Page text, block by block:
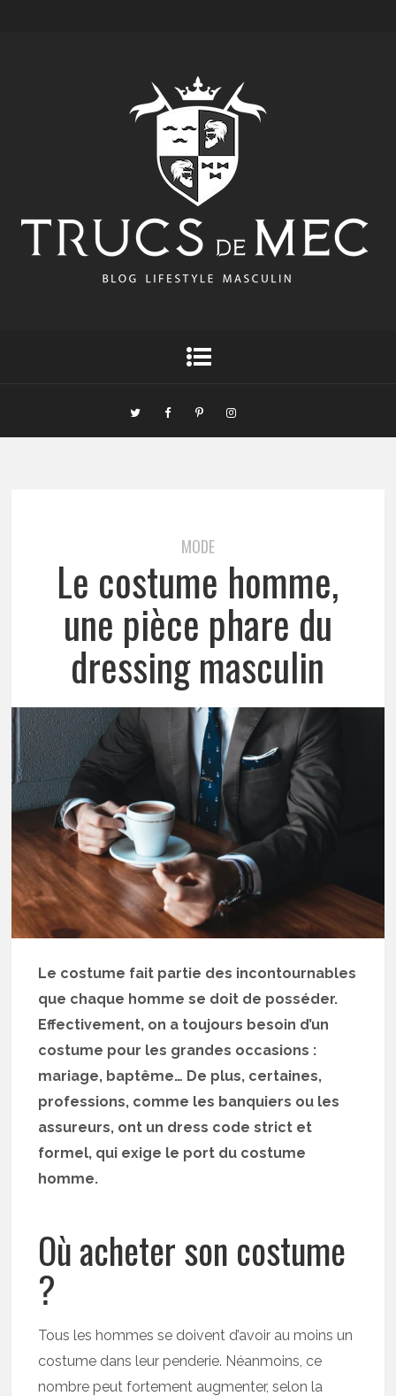
MODE
Le costume homme,
une pièce phare du
dressing masculin
Le costume fait partie des incontournables
que chaque homme se doit de posséder.
Effectivement, on a toujours besoin d’un
costume pour les grandes occasions :
mariage, baptême… De plus, certaines,
professions, comme les banquiers ou les
assureurs, ont un dress code strict et
formel, qui exige le port du costume
homme.
Où acheter son costume
?
Tous les hommes se doivent d’avoir au moins un
costume dans leur penderie. Néanmoins, ce
nombre peut fortement augmenter, selon la